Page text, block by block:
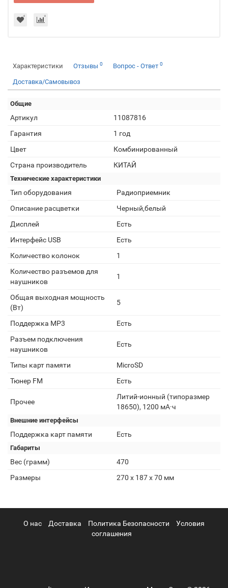
Характеристики Отзывы 0 Вопрос - Ответ 0
Доставка/Самовывоз
Общие
Артикул
11087816
Гарантия
1 год
Цвет
Комбинированный
Страна производитель
КИТАЙ
Технические характеристики
Тип оборудования
Радиоприемник
Описание расцветки
Черный,белый
Дисплей
Есть
Интерфейс USB
Есть
Количество колонок
1
Количество разъемов для
наушников
1
Общая выходная мощность
(Вт)
5
Поддержка MP3
Есть
Разъем подключения
наушников
Есть
Типы карт памяти
MicroSD
Тюнер FM
Есть
Прочее
Литий-ионный (типоразмер
18650), 1200 мА·ч
Внешние интерфейсы
Поддержка карт памяти Есть
Габариты
Вес (грамм)
470
Размеры
270 х 187 х 70 мм
О нас Доставка Политика Безопасности
Условия
соглашения